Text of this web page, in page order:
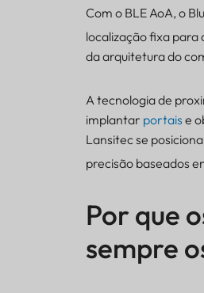
Com o BLE AoA, o
localização fixa
da arquitetura do
A tecnologia de
implantar portais e
Lansitec se
precisão baseados
Por que
sempre